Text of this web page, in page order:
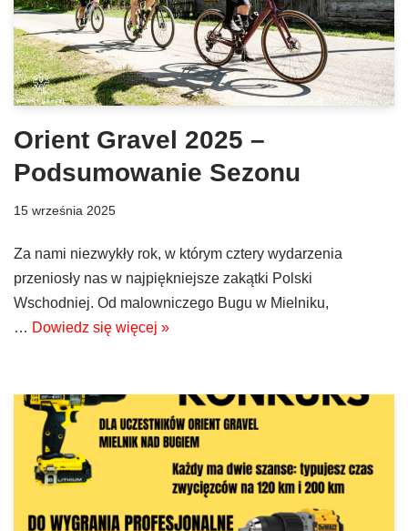
Orient Gravel 2025 –
Podsumowanie Sezonu
15 września 2025
Za nami niezwykły rok, w którym cztery wydarzenia
przeniosły nas w najpiękniejsze zakątki Polski
Wschodniej. Od malowniczego Bugu w Mielniku,
… Dowiedz się więcej »